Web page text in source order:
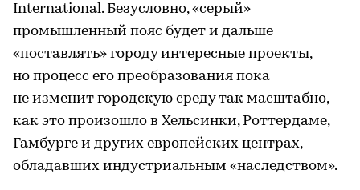
International. Безусловно, «серый»
промышленный пояс будет и дальше
«поставлять» городу интересные проекты,
но процесс его преобразования пока
не изменит городскую среду так масштабно,
как это произошло в Хельсинки, Роттердаме,
Гамбурге и других европейских центрах,
обладавших индустриальным «наследством».